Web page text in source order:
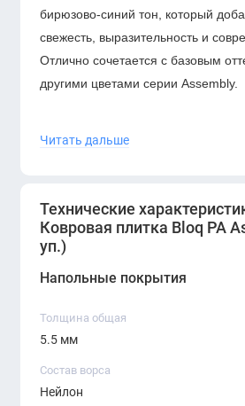
бирюзово-синий тон, который
свежесть, выразительность и
Отлично сочетается с базовым
другими цветами серии Assembly.
стильное и долговечное покрытие,
высокой нагрузке. Бирюзовый
динамику, а полиамид
службы.
Читать дальше
Технические
Ковровая плитка Bloq PA
уп.)
Напольные покрытия
Толщина общая
5.5 мм
Состав ворса
Нейлон